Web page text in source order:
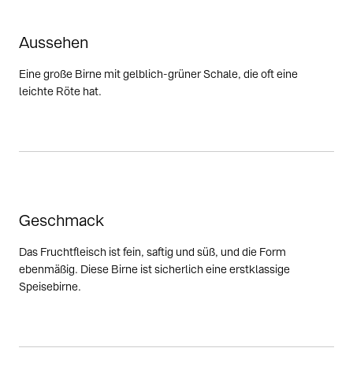
Aussehen
Eine große Birne mit gelblich-grüner Schale, die oft eine
leichte Röte hat.
Geschmack
Das Fruchtfleisch ist fein, saftig und süß, und die Form
ebenmäßig. Diese Birne ist sicherlich eine erstklassige
Speisebirne.